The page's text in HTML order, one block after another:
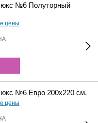
№6 Полуторный
цены
№6 Евро 200х220 см.
цены